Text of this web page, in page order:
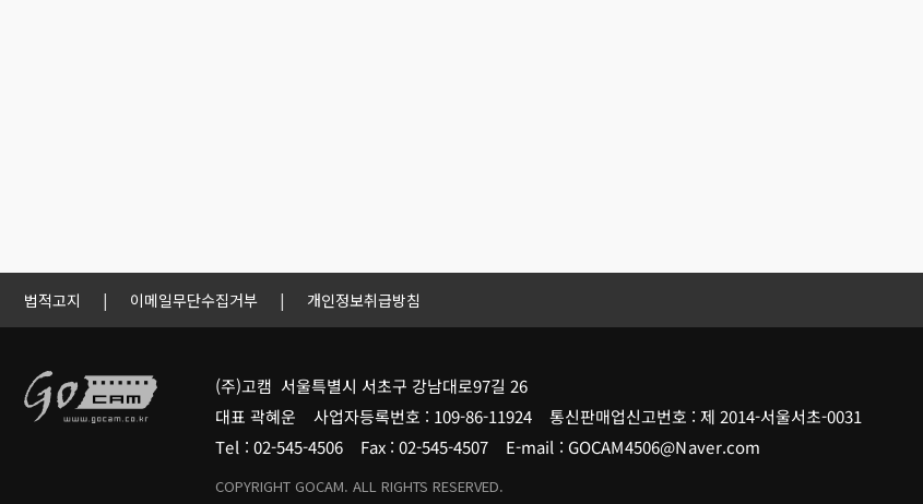
법적고지 | 이메일무단수집거부 | 개인정보취급방침
(주)고캠 서울특별시 서초구 강남대로97길 26
대표 곽혜운 사업자등록번호 : 109-86-11924 통신판매업신고번호 : 제 2014-서울서초-0031
Tel : 02-545-4506 Fax : 02-545-4507 E-mail : GOCAM4506@Naver.com
COPYRIGHT GOCAM. ALL RIGHTS RESERVED.